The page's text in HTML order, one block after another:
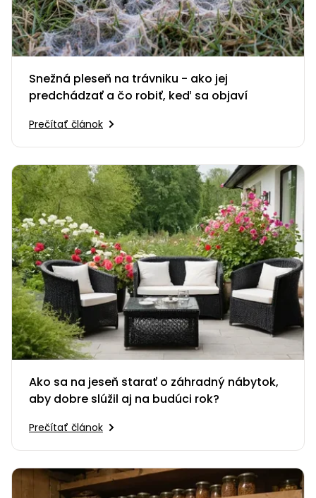
Snežná pleseň na trávniku - ako jej
predchádzať a čo robiť, keď sa objaví
Prečítať článok
Ako sa na jeseň starať o záhradný nábytok,
aby dobre slúžil aj na budúci rok?
Prečítať článok